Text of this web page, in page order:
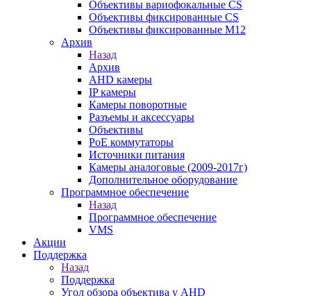
Объективы вариофокальные CS
Объективы фиксированные CS
Объективы фиксированные М12
Архив
Назад
Архив
AHD камеры
IP камеры
Камеры поворотные
Разъемы и аксессуары
Объективы
PoE коммутаторы
Источники питания
Камеры аналоговые (2009-2017г)
Дополнительное оборудование
Программное обеспечение
Назад
Программное обеспечение
VMS
Акции
Поддержка
Назад
Поддержка
Угол обзора объектива у AHD